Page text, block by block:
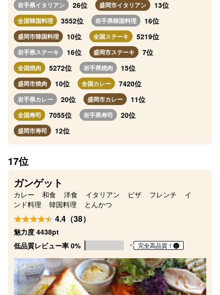
岩手県イタリアン 26位 盛岡市イタリアン 13位
全国韓国料理 3552位 岩手県韓国料理 16位
盛岡市韓国料理 10位 全国ステーキ 5219位
岩手県ステーキ 16位 盛岡市ステーキ 7位
全国焼肉 5272位 岩手県焼肉 15位
盛岡市焼肉 10位 全国カレー 7420位
岩手県カレー 20位 盛岡市カレー 11位
全国寿司 7055位 岩手県寿司 20位
盛岡市寿司 12位
17位
ガンゲット
カレー 和食 洋食 イタリアン ピザ フレンチ
イ
ンド料理
韓国料理 とんかつ
4.4（38）
魅力度 4438pt
低品質レビュー率 0%
完全高品質！